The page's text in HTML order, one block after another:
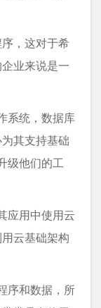
，这对于希
业来说是一
系统，数据库
其支持基础
级他们的工
应用中使用云
云基础架构
序和数据，所